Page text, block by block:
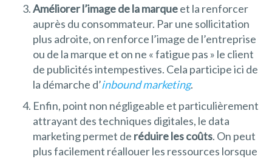
Améliorer l’image de la marqueet la renforcer
auprès du consommateur. Par une sollicitation
plus adroite, on renforce l’image de l’entreprise
ou de la marque et on ne « fatigue pas » le client
de publicités intempestives. Cela participe ici de
la démarche d’inbound marketing.
Enfin, point non négligeable et particulièrement
attrayant des techniques digitales, le data
marketing permet de réduire les coûts. On peut
plus facilement réallouer les ressources lorsque